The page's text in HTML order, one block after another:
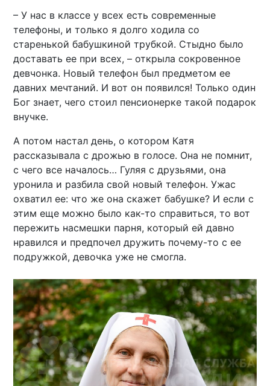
– У нас в классе у всех есть современные
телефоны, и только я долго ходила со
старенькой бабушкиной трубкой. Стыдно было
доставать ее при всех, – открыла сокровенное
девчонка. Новый телефон был предметом ее
давних мечтаний. И вот он появился! Только один
Бог знает, чего стоил пенсионерке такой подарок
внучке.
А потом настал день, о котором Катя
рассказывала с дрожью в голосе. Она не помнит,
с чего все началось… Гуляя с друзьями, она
уронила и разбила свой новый телефон. Ужас
охватил ее: что же она скажет бабушке? И если с
этим еще можно было как-то справиться, то вот
пережить насмешки парня, который ей давно
нравился и предпочел дружить почему-то с ее
подружкой, девочка уже не смогла.